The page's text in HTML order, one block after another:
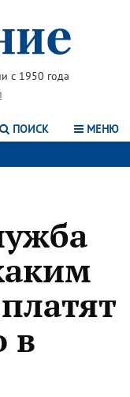
с 1950 года
ПОИСК МЕНЮ
в